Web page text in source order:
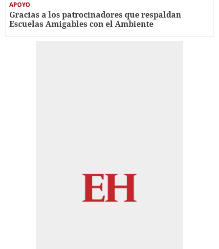
APOYO
Gracias a los patrocinadores que respaldan
Escuelas Amigables con el Ambiente